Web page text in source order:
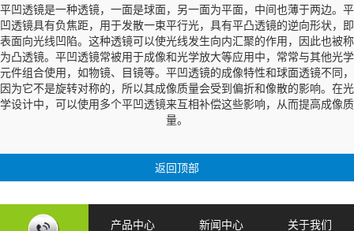
平凹透镜是一种透镜，一面是球面，另一面为平面，中间也薄于两边。平
凹透镜具有负焦距，用于发散一束平行光，具有平凸透镜的逆向形状，即
表面向光线凹陷。这种透镜可以使光线发生向内汇聚的作用，因此也被称
为凸透镜。平凹透镜常被用于成像和光学放大等应用中，常常与其他光学
元件组合使用，如物镜、目镜等。平凹透镜的成像特性和球面透镜不同，
因为它不是旋转对称的，所以其成像质量会受到偏折和像散的影响。在光
学设计中，可以使用多个平凹透镜来互相补偿这些影响，从而提高成像质
量。
返回顶部
产品中心 新闻中心 关于我们